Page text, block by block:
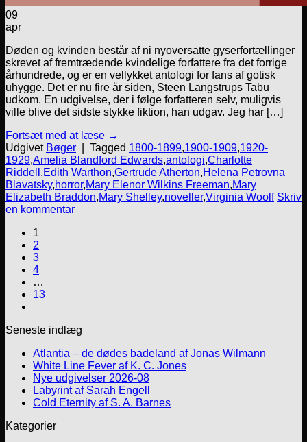
09
apr
Døden og kvinden består af ni nyoversatte gyserfortællinger
skrevet af fremtrædende kvindelige forfattere fra det forrige
århundrede, og er en vellykket antologi for fans af gotisk
uhygge. Det er nu fire år siden, Steen Langstrups Tabu
udkom. En udgivelse, der i følge forfatteren selv, muligvis
ville blive det sidste stykke fiktion, han udgav. Jeg har […]
Fortsæt med at læse →
Udgivet Bøger Tagged 1800-1899,1900-1909,1920-
1929,Amelia Blandford Edwards,antologi,Charlotte
Riddell ,Edith Warthon,Gertrude Atherton,Helena Petrovna
Blavatsky,horror,Mary Elenor Wilkins Freeman,Mary
Elizabeth Braddon,Mary Shelley,noveller,Virginia Woolf Skriv
en kommentar
1
2
3
4
…
13
Seneste indlæg
Atlantia – de dødes badeland af Jonas Wilmann
White Line Fever af K. C. Jones
Nye udgivelser 2026-08
Labyrint af Sarah Engell
Cold Eternity af S. A. Barnes
Kategorier